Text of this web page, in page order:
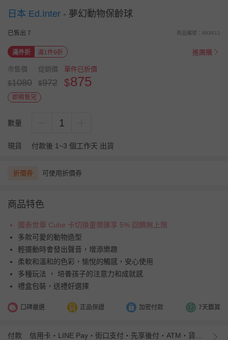
日本 Ed.Inter - 夢幻動物保齡球
已售出 7 商品編號：893611
滿件折 滿1件9折 進團購
市售價
$1080
促銷價
$972
單件已折價
$875
即將售完
數量 1
現貨 付款後 1~3 個工作天 出貨
折價券 可使用折價券
商品特色
國泰世華 Cube 卡切換童樂匯享 5% 回饋無上限
多款可愛的動物造型
輕擺動時會發出聲音，增添樂趣
柔軟和溫和的色彩，愉悅的觸感，安心使用
多種玩法 ， 培養孩子的注意力和成就感
禮盒包裝，送禮好選擇
口碑嚴選 正品保證 加密付款 7天鑑賞
付款